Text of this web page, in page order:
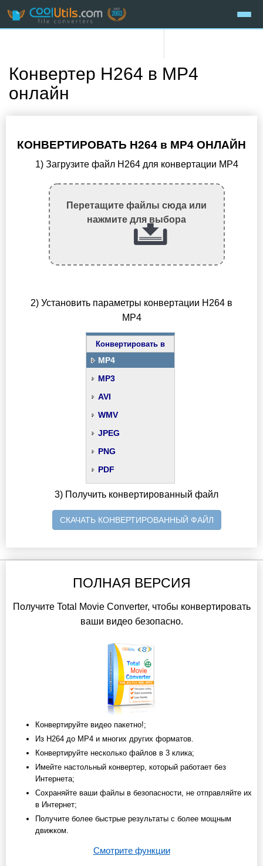
Конвертер H264 в MP4
онлайн
КОНВЕРТИРОВАТЬ H264 в MP4 ОНЛАЙН
1) Загрузите файл H264 для конвертации MP4
Перетащите файлы сюда или
нажмите для выбора
2) Установить параметры конвертации H264 в
MP4
Конвертировать в
MP4
MP3
AVI
WMV
JPEG
PNG
PDF
3) Получить конвертированный файл
СКАЧАТЬ КОНВЕРТИРОВАННЫЙ ФАЙЛ
ПОЛНАЯ ВЕРСИЯ
Получите Total Movie Converter, чтобы конвертировать
ваши видео безопасно.
Конвертируйте видео пакетно!;
Из H264 до MP4 и многих других форматов.
Конвертируйте несколько файлов в 3 клика;
Имейте настольный конвертер, который работает без
Интернета;
Сохраняйте ваши файлы в безопасности, не отправляйте их
в Интернет;
Получите более быстрые результаты с более мощным
движком.
Смотрите функции